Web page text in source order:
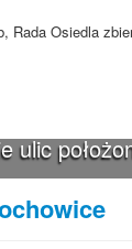
ulic
Rada Osiedla